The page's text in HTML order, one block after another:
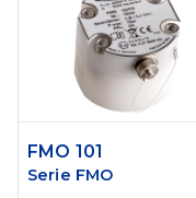
FMO 101
Serie FMO